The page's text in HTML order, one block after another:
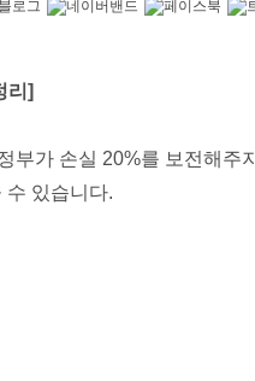
리]
부가 손실 20%를 보전해주지
수 있습니다.